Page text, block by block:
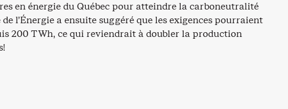
en énergie du Québec pour atteindre la carboneutralité
l’Énergie a ensuite suggéré que les exigences pourraient
200 TWh, ce qui reviendrait à doubler la production